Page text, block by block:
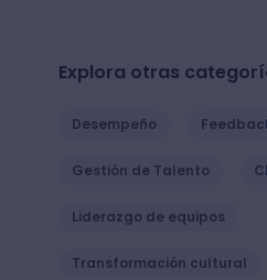
Explora otras
Desempeño
Gestión de Talento
Liderazgo de equipos
Transformación cultural